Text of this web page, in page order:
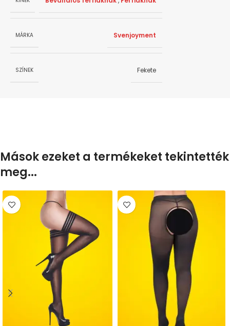
MÁRKA Svenjoyment
SZÍNEK Fekete
Mások ezeket a termékeket tekintették
meg...